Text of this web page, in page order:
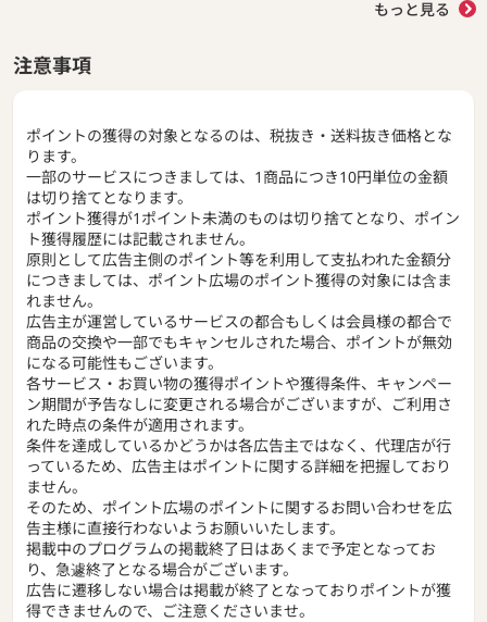
もっと見る
注意事項
ポイントの獲得の対象となるのは、税抜き・送料抜き価格とな
ります。
一部のサービスにつきましては、1商品につき10円単位の金額
は切り捨てとなります。
ポイント獲得が1ポイント未満のものは切り捨てとなり、ポイン
ト獲得履歴には記載されません。
原則として広告主側のポイント等を利用して支払われた金額分
につきましては、ポイント広場のポイント獲得の対象には含ま
れません。
広告主が運営しているサービスの都合もしくは会員様の都合で
商品の交換や一部でもキャンセルされた場合、ポイントが無効
になる可能性もございます。
各サービス・お買い物の獲得ポイントや獲得条件、キャンペー
ン期間が予告なしに変更される場合がございますが、ご利用さ
れた時点の条件が適用されます。
条件を達成しているかどうかは各広告主ではなく、代理店が行
っているため、広告主はポイントに関する詳細を把握しており
ません。
そのため、ポイント広場のポイントに関するお問い合わせを広
告主様に直接行わないようお願いいたします。
掲載中のプログラムの掲載終了日はあくまで予定となってお
り、急遽終了となる場合がございます。
広告に遷移しない場合は掲載が終了となっておりポイントが獲
得できませんので、ご注意くださいませ。